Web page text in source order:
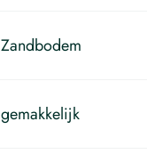
Zandbodem
gemakkelijk